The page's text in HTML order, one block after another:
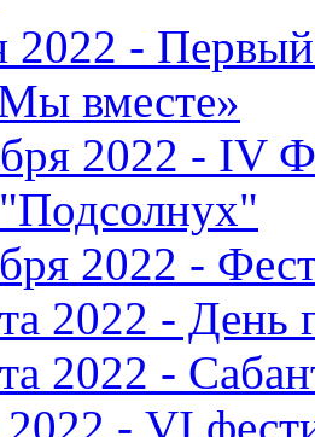
2022 -
вместе»
2022 - IV
2022 -
2022 - День
2022 -
- VI